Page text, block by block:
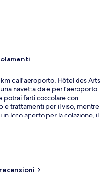
dall'aeroporto, Hôtel des Arts
navetta da e per l'aeroporto
potrai farti coccolare con
e trattamenti per il viso, mentre
loco aperto per la colazione, il
punti di forza di questo hotel
bar a bordo piscina e una
apprezzano il
pubblici sono a poca
è a 14 min a piedi.